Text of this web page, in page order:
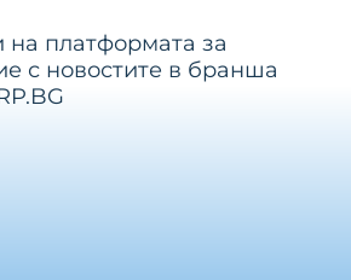
на платформата за
с новостите в бранша